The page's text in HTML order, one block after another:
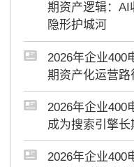
期资产逻辑：AI
隐形护城河
2026年企业400
期资产化运营路
2026年企业400
成为搜索引擎长
2026年企业400